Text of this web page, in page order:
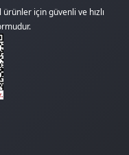
için güvenli ve hızlı